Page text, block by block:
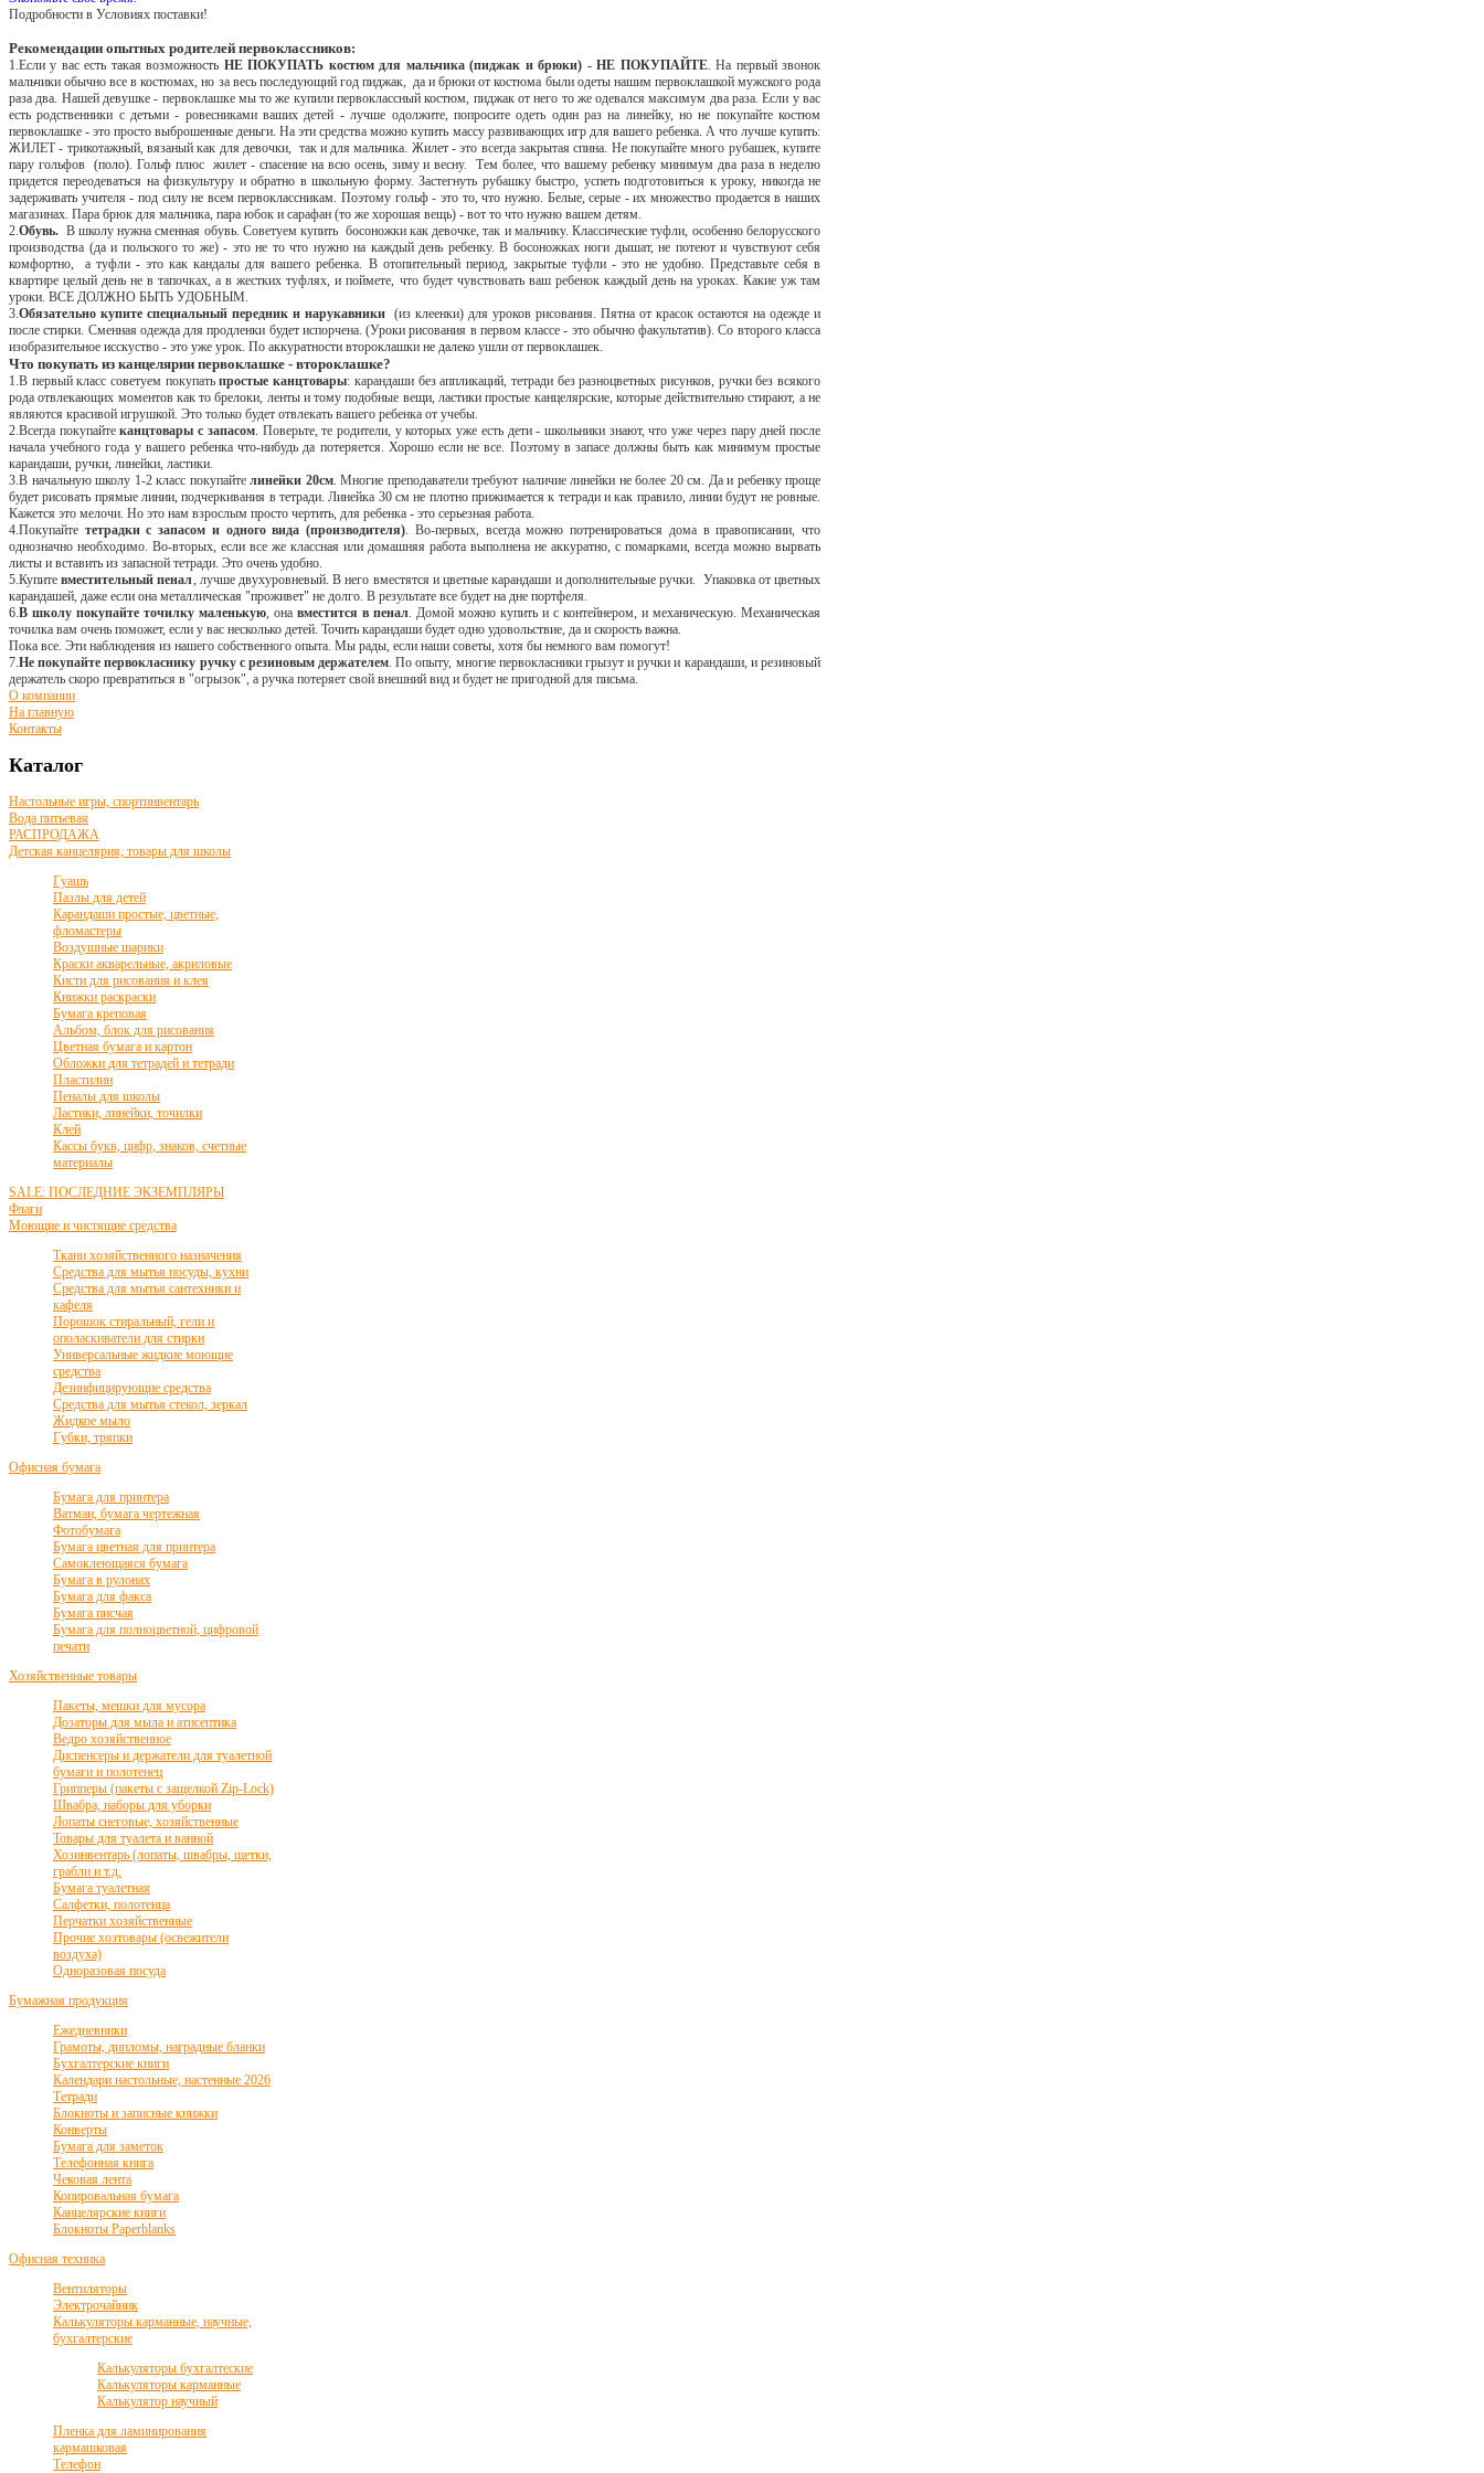
Подробности в Условиях поставки!
Рекомендации опытных родителей первоклассников:
1.Если у вас есть такая возможность НЕ ПОКУПАТЬ костюм для мальчика (пиджак и брюки) - НЕ ПОКУПАЙТЕ. На первый звонок
мальчики обычно все в костюмах, но за весь последующий год пиджак, да и брюки от костюма были одеты нашим первоклашкой мужского рода
раза два. Нашей девушке - первоклашке мы то же купили первоклассный костюм, пиджак от него то же одевался максимум два раза. Если у вас
есть родственники с детьми - ровесниками ваших детей - лучше одолжите, попросите одеть один раз на линейку, но не покупайте костюм
первоклашке - это просто выброшенные деньги. На эти средства можно купить массу развивающих игр для вашего ребенка. А что лучше купить:
ЖИЛЕТ - трикотажный, вязаный как для девочки, так и для мальчика. Жилет - это всегда закрытая спина. Не покупайте много рубашек, купите
пару гольфов (поло). Гольф плюс жилет - спасение на всю осень, зиму и весну. Тем более, что вашему ребенку минимум два раза в неделю
придется переодеваться на физкультуру и обратно в школьную форму. Застегнуть рубашку быстро, успеть подготовиться к уроку, никогда не
задерживать учителя - под силу не всем первоклассникам. Поэтому гольф - это то, что нужно. Белые, серые - их множество продается в наших
магазинах. Пара брюк для мальчика, пара юбок и сарафан (то же хорошая вещь) - вот то что нужно вашем детям.
2.Обувь. В школу нужна сменная обувь. Советуем купить босоножки как девочке, так и мальчику. Классические туфли, особенно белорусского
производства (да и польского то же) - это не то что нужно на каждый день ребенку. В босоножках ноги дышат, не потеют и чувствуют себя
комфортно, а туфли - это как кандалы для вашего ребенка. В отопительный период, закрытые туфли - это не удобно. Представьте себя в
квартире целый день не в тапочках, а в жестких туфлях, и поймете, что будет чувствовать ваш ребенок каждый день на уроках. Какие уж там
уроки. ВСЕ ДОЛЖНО БЫТЬ УДОБНЫМ.
3.Обязательно купите специальный передник и нарукавники (из клеенки) для уроков рисования. Пятна от красок остаются на одежде и
после стирки. Сменная одежда для продленки будет испорчена. (Уроки рисования в первом классе - это обычно факультатив). Со второго класса
изобразительное исскуство - это уже урок. По аккуратности второклашки не далеко ушли от первоклашек.
Что покупать из канцелярии первоклашке - второклашке?
1.В первый класс советуем покупатьпростые канцтовары: карандаши без аппликаций, тетради без разноцветных рисунков, ручки без всякого
рода отвлекающих моментов как то брелоки, ленты и тому подобные вещи, ластики простые канцелярские, которые действительно стирают, а не
являются красивой игрушкой. Это только будет отвлекать вашего ребенка от учебы.
2.Всегда покупайтеканцтовары с запасом. Поверьте, те родители, у которых уже есть дети - школьники знают, что уже через пару дней после
начала учебного года у вашего ребенка что-нибудь да потеряется. Хорошо если не все. Поэтому в запасе должны быть как минимум простые
карандаши, ручки, линейки, ластики.
3.В начальную школу 1-2 класс покупайте линейки 20см. Многие преподаватели требуют наличие линейки не более 20 см. Да и ребенку проще
будет рисовать прямые линии, подчеркивания в тетради. Линейка 30 см не плотно прижимается к тетради и как правило, линии будут не ровные.
Кажется это мелочи. Но это нам взрослым просто чертить, для ребенка - это серьезная работа.
4.Покупайте тетрадки с запасом и одного вида (производителя). Во-первых, всегда можно потренироваться дома в правописании, что
однозначно необходимо. Во-вторых, если все же классная или домашняя работа выполнена не аккуратно, с помарками, всегда можно вырвать
листы и вставить из запасной тетради. Это очень удобно.
5.Купитевместительный пенал, лучше двухуровневый. В него вместятся и цветные карандаши и дополнительные ручки. Упаковка от цветных
карандашей, даже если она металлическая "проживет" не долго. В результате все будет на дне портфеля.
6.В школу покупайте точилку маленькую, она вместится в пенал. Домой можно купить и с контейнером, и механическую. Механическая
точилка вам очень поможет, если у вас несколько детей. Точить карандаши будет одно удовольствие, да и скорость важна.
Пока все. Эти наблюдения из нашего собственного опыта. Мы рады, если наши советы, хотя бы немного вам помогут!
7.Не покупайте первокласнику ручку с резиновым держателем. По опыту, многие первокласники грызут и ручки и карандаши, и резиновый
держатель скоро превратиться в "огрызок", а ручка потеряет свой внешний вид и будет не пригодной для письма.
О компании
На главную
Контакты
Каталог
Настольные игры, спортинвентарь
Вода питьевая
РАСПРОДАЖА
Детская канцелярия, товары для школы
Гуашь
Пазлы для детей
Карандаши простые, цветные,
фломастеры
Воздушные шарики
Краски акварельные, акриловые
Кисти для рисования и клея
Книжки раскраски
Бумага креповая
Альбом, блок для рисования
Цветная бумага и картон
Обложки для тетрадей и тетради
Пластилин
Пеналы для школы
Ластики, линейки, точилки
Клей
Кассы букв, цифр, знаков, счетные
материалы
SALE: ПОСЛЕДНИЕ ЭКЗЕМПЛЯРЫ
Флаги
Моющие и чистящие средства
Ткани хозяйственного назначения
Средства для мытья посуды, кухни
Средства для мытья сантехники и
кафеля
Порошок стиральный, гели и
ополаскиватели для стирки
Универсальные жидкие моющие
средства
Дезинфицирующие средства
Средства для мытья стекол, зеркал
Жидкое мыло
Губки, тряпки
Офисная бумага
Бумага для принтера
Ватман, бумага чертежная
Фотобумага
Бумага цветная для принтера
Самоклеющаяся бумага
Бумага в рулонах
Бумага для факса
Бумага писчая
Бумага для полноцветной, цифровой
печати
Хозяйственные товары
Пакеты, мешки для мусора
Дозаторы для мыла и атисептика
Ведро хозяйственное
Диспенсеры и держатели для туалетной
бумаги и полотенец
Грипперы (пакеты с защелкой Zip-Lock)
Швабра, наборы для уборки
Лопаты снеговые, хозяйственные
Товары для туалета и ванной
Хозинвентарь (лопаты, швабры, щетки,
грабли и т.д.
Бумага туалетная
Салфетки, полотенца
Перчатки хозяйственные
Прочие хозтовары (освежители
воздуха)
Одноразовая посуда
Бумажная продукция
Ежедневники
Грамоты, дипломы, наградные бланки
Бухгалтерские книги
Календари настольные, настенные 2026
Тетради
Блокноты и записные книжки
Конверты
Бумага для заметок
Телефонная книга
Чековая лента
Копировальная бумага
Канцелярские книги
Блокноты Paperblanks
Офисная техника
Вентиляторы
Электрочайник
Калькуляторы карманные, научные,
бухгалтерские
Калькуляторы бухгалтеские
Калькуляторы карманные
Калькулятор научный
Пленка для ламинирования
кармашковая
Телефон